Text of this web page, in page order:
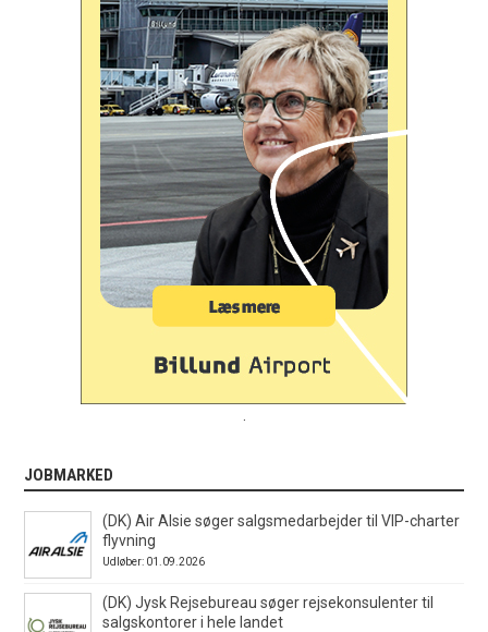
JOBMARKED
(DK) Air Alsie søger salgsmedarbejder til VIP-charter
flyvning
Udløber: 01.09.2026
(DK) Jysk Rejsebureau søger rejsekonsulenter til
salgskontorer i hele landet